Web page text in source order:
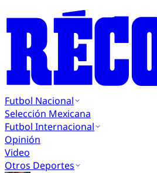
Futbol Nacional
Selección Mexicana
Futbol Internacional
Opinión
Video
Otros Deportes